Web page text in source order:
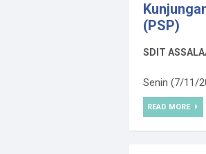
(PSP)
SDIT
Senin (7/11/
READ MORE